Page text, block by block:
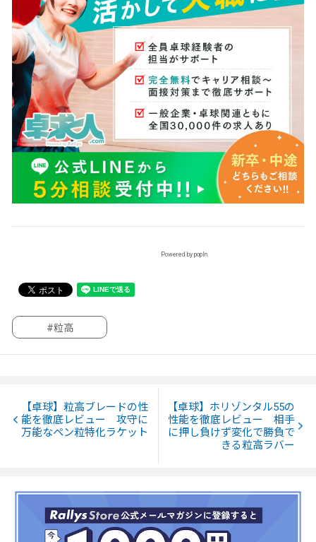
Powered by popIn
#粒高
【卓球】粒高ブレードの性
能を徹底レビュー 攻守に
万能なペン粒特化ラケット
【卓球】ホリゾンタル55の
性能を徹底レビュー 相手
に押し負けず変化で勝負で
きる粒高ラバー